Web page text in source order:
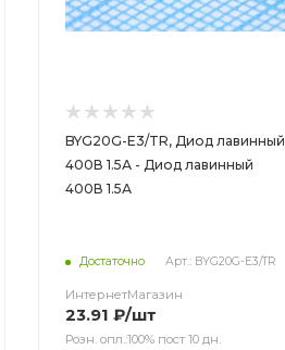
BYG20G-E3/TR, Диод лавинный
400В 1.5А - Диод лавинный
400В 1.5А
Достаточно Арт.: BYG20G-E3/TR
ИнтернетМагазин
23.91 ₽/шт
Розн. опл.:100% пост 10 дн.